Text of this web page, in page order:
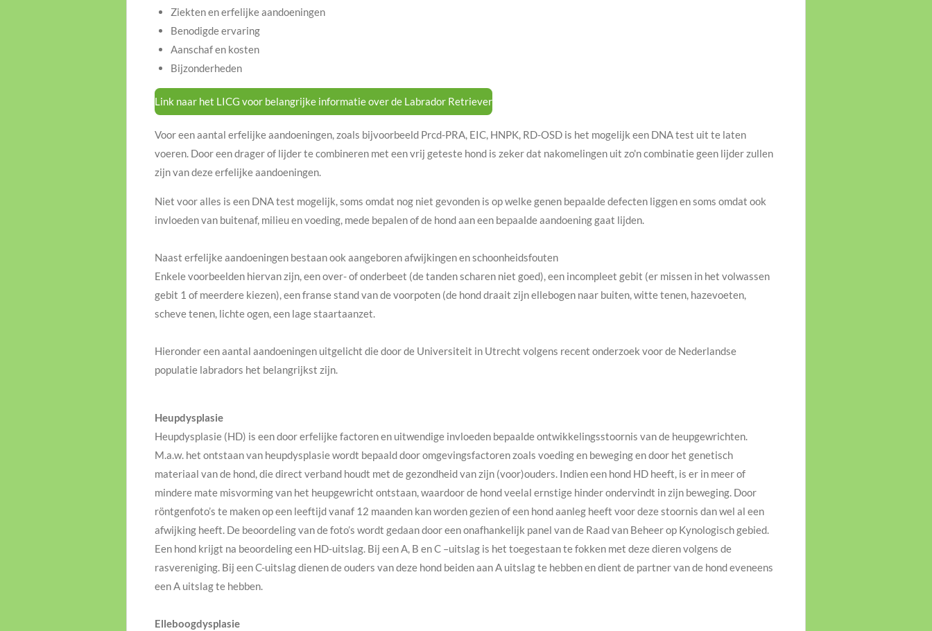
Ziekten en erfelijke aandoeningen
Benodigde ervaring
Aanschaf en kosten
Bijzonderheden
Link naar het LICG voor belangrijke informatie over de Labrador Retriever
Voor een aantal erfelijke aandoeningen, zoals bijvoorbeeld Prcd-PRA, EIC, HNPK, RD-OSD is het mogelijk een DNA test uit te laten
voeren. Door een drager of lijder te combineren met een vrij geteste hond is zeker dat nakomelingen uit zo'n combinatie geen lijder zullen
zijn van deze erfelijke aandoeningen.
Niet voor alles is een DNA test mogelijk, soms omdat nog niet gevonden is op welke genen bepaalde defecten liggen en soms omdat ook
invloeden van buitenaf, milieu en voeding, mede bepalen of de hond aan een bepaalde aandoening gaat lijden.
Naast erfelijke aandoeningen bestaan ook aangeboren afwijkingen en schoonheidsfouten
Enkele voorbeelden hiervan zijn, een over- of onderbeet (de tanden scharen niet goed), een incompleet gebit (er missen in het volwassen
gebit 1 of meerdere kiezen), een franse stand van de voorpoten (de hond draait zijn ellebogen naar buiten, witte tenen, hazevoeten,
scheve tenen, lichte ogen, een lage staartaanzet.
Hieronder een aantal aandoeningen uitgelicht die door de Universiteit in Utrecht volgens recent onderzoek voor de Nederlandse
populatie labradors het belangrijkst zijn.
Heupdysplasie
Heupdysplasie (HD) is een door erfelijke factoren en uitwendige invloeden bepaalde ontwikkelingsstoornis van de heupgewrichten.
M.a.w. het ontstaan van heupdysplasie wordt bepaald door omgevingsfactoren zoals voeding en beweging en door het genetisch
materiaal van de hond, die direct verband houdt met de gezondheid van zijn (voor)ouders. Indien een hond HD heeft, is er in meer of
mindere mate misvorming van het heupgewricht ontstaan, waardoor de hond veelal ernstige hinder ondervindt in zijn beweging. Door
röntgenfoto’s te maken op een leeftijd vanaf 12 maanden kan worden gezien of een hond aanleg heeft voor deze stoornis dan wel al een
afwijking heeft. De beoordeling van de foto’s wordt gedaan door een onafhankelijk panel van de Raad van Beheer op Kynologisch gebied.
Een hond krijgt na beoordeling een HD-uitslag. Bij een A, B en C –uitslag is het toegestaan te fokken met deze dieren volgens de
rasvereniging. Bij een C-uitslag dienen de ouders van deze hond beiden aan A uitslag te hebben en dient de partner van de hond eveneens
een A uitslag te hebben.
Elleboogdysplasie